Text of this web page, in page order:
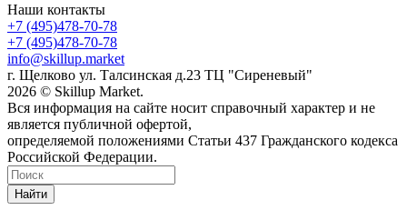
Наши контакты
+7 (495)478-70-78
+7 (495)478-70-78
info@skillup.market
г. Щелково ул. Талсинская д.23 ТЦ "Сиреневый"
2026 © Skillup Market.
Вся информация на сайте носит справочный характер и не
является публичной офертой,
определяемой положениями Статьи 437 Гражданского кодекса
Российской Федерации.
Найти